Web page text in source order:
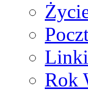
Rok